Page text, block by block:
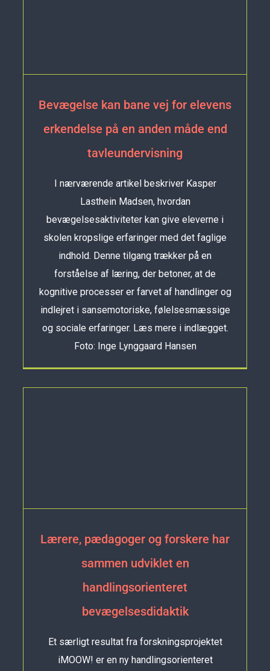
Bevægelse kan bane vej for elevens
erkendelse på en anden måde end
tavleundervisning
I nærværende artikel beskriver Kasper
Lasthein Madsen, hvordan
bevægelsesaktiviteter kan give eleverne i
skolen kropslige erfaringer med det faglige
indhold. Denne tilgang trækker på en
forståelse af læring, der betoner, at de
kognitive processer er farvet af handlinger og
indlejret i sansemotoriske, følelsesmæssige
og sociale erfaringer. Læs mere i indlægget.
Foto: Inge Lynggaard Hansen
Lærere, pædagoger og forskere har
sammen udviklet en
handlingsorienteret
bevægelsesdidaktik
Et særligt resultat fra forskningsprojektet
iMOOW! er en ny handlingsorienteret